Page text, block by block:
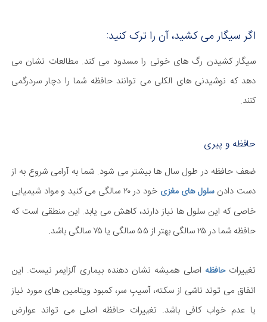
اگر سیگار می کشید، آن را ترک کنید:
سیگار کشیدن رگ های خونی را مسدود می کند. مطالعات نشان می
دهد که نوشیدنی های الکلی می توانند حافظه شما را دچار سردرگمی
کنند.
حافظه و پیری
ضعف حافظه در طول سال ها بیشتر می شود. شما به آرامی شروع به از
دست دادنسلول های مغزی
خود در ۲۰ سالگی می کنید و مواد شیمیایی
خاصی که این سلول ها نیاز دارند، کاهش می یابد. این منطقی است که
حافظه شما در ۲۵ سالگی بهتر از ۵۵ سالگی یا ۷۵ سالگی باشد.
تغییراتحافظه اصلی همیشه نشان دهنده بیماری آلزایمر نیست. این
اتفاق می توند ناشی از سکته، آسیبِ سر، کمبود ویتامین های مورد نیاز
یا عدم خواب کافی باشد. تغییرات حافظه اصلی می تواند عوارض